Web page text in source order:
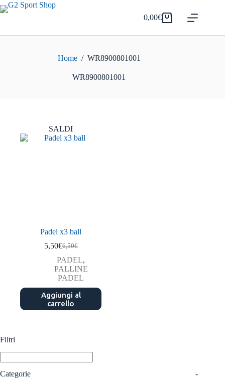
Salta
al
Carrello
0,00€
Home / WR8900801001
WR8900801001
SALDI
Padel x3 ball
6,50€
Il
prezzo
originale
era:
6,50€.
5,50€Il
prezzo
attuale
è:
5,50€.
PADEL,
PALLINE
PADEL
Aggiungi al
carrello
Filtri
Categorie -